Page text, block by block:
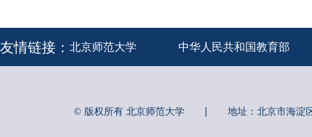
友情链接： 北京师范大学 中华人民共和国教育部
© 版权所有 北京师范大学 | 地址：北京市海